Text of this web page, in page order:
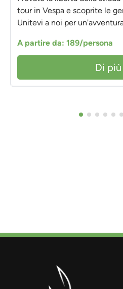
tour in Vespa e scoprite le
Unitevi a noi per
A partire da: 189/persona
Di